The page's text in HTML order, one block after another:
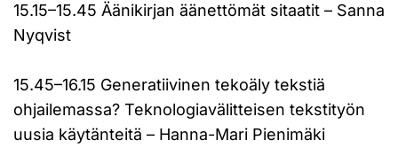
15.15–15.45 Äänikirjan äänettömät sitaatit – Sanna
Nyqvist
15.45–16.15 Generatiivinen tekoäly tekstiä
ohjailemassa? Teknologiavälitteisen tekstityön
uusia käytänteitä – Hanna-Mari Pienimäki